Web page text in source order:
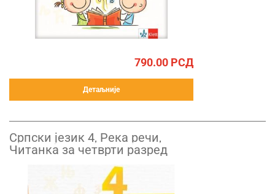
790.00 РСД
Детаљније
Српски језик 4, Река речи,
Читанка за четврти разред